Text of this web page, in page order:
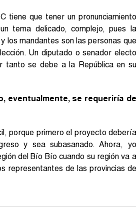
tiene que tener un pronunciamiento
tema delicado, complejo, pues la
los mandantes son las personas que
Un diputado o senador electo
tanto se debe a la República en su
eventualmente, se requeriría de
porque primero el proyecto debería
y sea subasanado. Ahora, yo
del Bío Bío cuando su región va a
representantes de las provincias de